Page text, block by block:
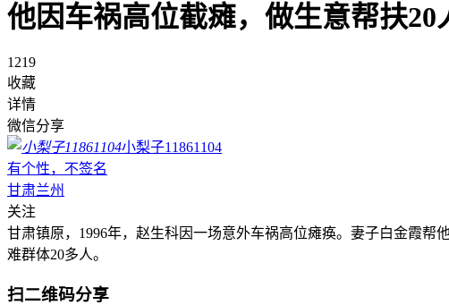
他因车祸高位截瘫，做生意帮扶20
1219
收藏
详情
微信分享
小梨子11861104
有个性，不签名
甘肃兰州
关注
甘肃镇原，1996年，赵生科因一场意外车祸高位瘫痪。妻子白金霞
难群体20多人。
扫二维码分享